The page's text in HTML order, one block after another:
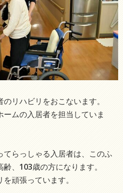
リハビリをおこないます。
ムの入居者を担当していま
てらっしゃる入居者は、このふ
、103歳の方になります。
頑張っています。